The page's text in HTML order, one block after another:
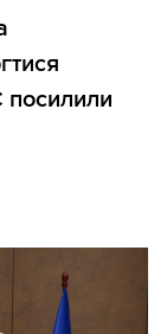
посилили